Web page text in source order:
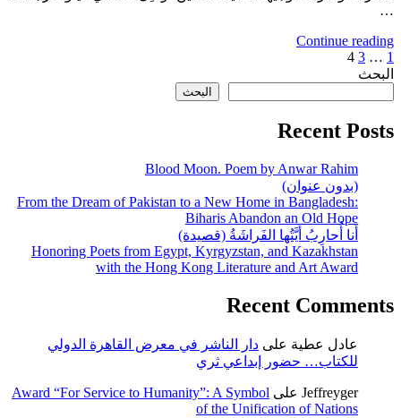
…
Continue reading
تعدد
صفحات
1
…
3
4
البحث
البحث
Recent Posts
Blood Moon. Poem by Anwar Rahim
(بدون عنوان)
From the Dream of Pakistan to a New Home in Bangladesh:
Biharis Abandon an Old Hope
أَنا أُحارِبُ أَيَّتُها الفَراشَةُ (قصيدة)
Honoring Poets from Egypt, Kyrgyzstan, and Kazakhstan
with the Hong Kong Literature and Art Award
Recent Comments
عادل عطية على دار الناشر في معرض القاهرة الدولي
للكتاب… حضور إبداعي ثري
Jeffreyger على Award “For Service to Humanity”: A Symbol
of the Unification of Nations